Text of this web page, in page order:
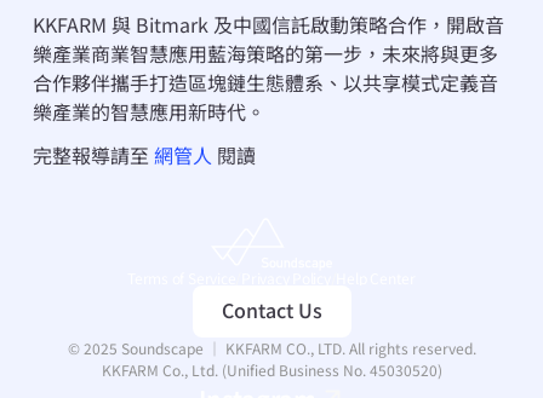
KKFARM 與 Bitmark 及中國信託啟動策略合作，開啟音
樂產業商業智慧應用藍海策略的第一步，未來將與更多
合作夥伴攜手打造區塊鏈生態體系、以共享模式定義音
樂產業的智慧應用新時代。
完整報導請至 網管人 閱讀
Contact Us
© 2025 Soundscape ｜ KKFARM CO., LTD. All rights reserved.
KKFARM Co., Ltd. (Unified Business No. 45030520)